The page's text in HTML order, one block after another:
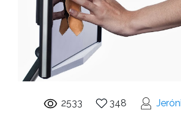
2533 348